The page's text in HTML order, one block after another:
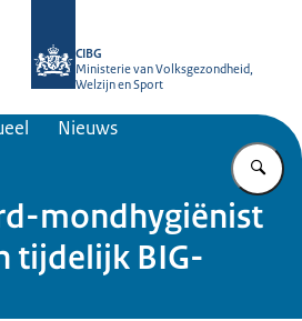
CIBG
Ministerie van Volksgezondheid,
Welzijn en Sport
Nieuws
mondhygiënist
tijdelijk BIG-